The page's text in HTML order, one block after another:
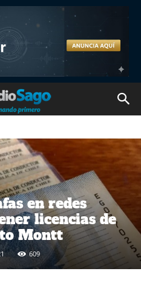
en redes
licencias de
Montt
609